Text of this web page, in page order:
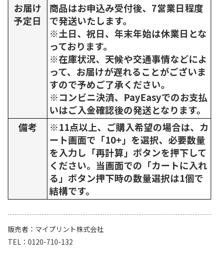
お届け
予定日
商品はお申込み受付後、7営業日程度
で発送いたします。
※土日、祝日、年末年始は休業日とな
っております。
※在庫状況、天候や交通事情などによ
って、お届けが遅れることがございま
すので予めご了承ください。
※コンビニ決済、PayEasyでのお支払
いはご入金確認後の発送となります。
備考
※11点以上、ご購入希望の場合は、カ
ート画面で「10+」を選択、必要数量
を入力し「再計算」ボタンを押下して
ください。当画面での「カートに入れ
る」ボタン押下時の数量選択は1個で
結構です。
販売者
マイプリント株式会社
TEL
0120-710-132